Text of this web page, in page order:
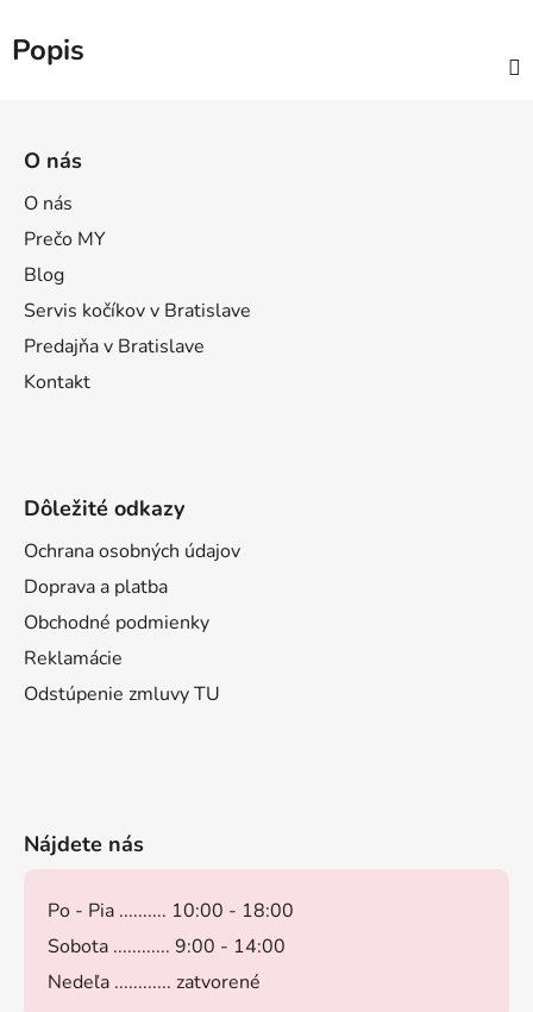
Popis
O nás
O nás
Prečo MY
Blog
Servis kočíkov v Bratislave
Predajňa v Bratislave
Kontakt
Dôležité odkazy
Ochrana osobných údajov
Doprava a platba
Obchodné podmienky
Reklamácie
Odstúpenie zmluvy TU
Nájdete nás
Po - Pia .......... 10:00 - 18:00
Sobota ............ 9:00 - 14:00
Nedeľa ............ zatvorené